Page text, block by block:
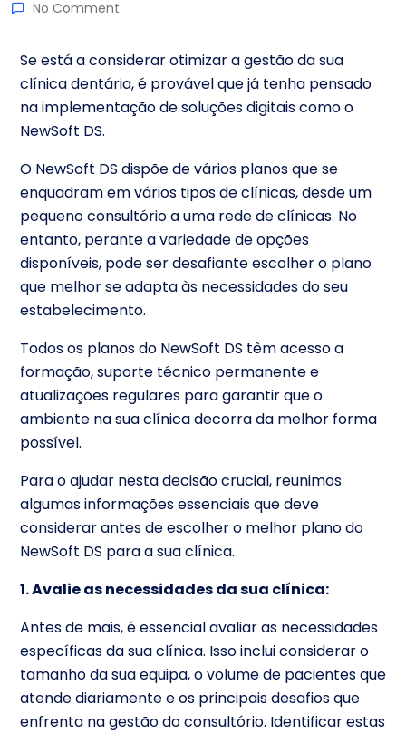
No Comment
Se está a considerar otimizar a gestão da sua
clínica dentária, é provável que já tenha pensado
na implementação de soluções digitais como o
NewSoft DS.
O NewSoft DS dispõe de vários planos que se
enquadram em vários tipos de clínicas, desde um
pequeno consultório a uma rede de clínicas. No
entanto, perante a variedade de opções
disponíveis, pode ser desafiante escolher o plano
que melhor se adapta às necessidades do seu
estabelecimento.
Todos os planos do NewSoft DS têm acesso a
formação, suporte técnico permanente e
atualizações regulares para garantir que o
ambiente na sua clínica decorra da melhor forma
possível.
Para o ajudar nesta decisão crucial, reunimos
algumas informações essenciais que deve
considerar antes de escolher o melhor plano do
NewSoft DS para a sua clínica.
1. Avalie as necessidades da sua clínica:
Antes de mais, é essencial avaliar as necessidades
específicas da sua clínica. Isso inclui considerar o
tamanho da sua equipa, o volume de pacientes que
atende diariamente e os principais desafios que
enfrenta na gestão do consultório. Identificar estas